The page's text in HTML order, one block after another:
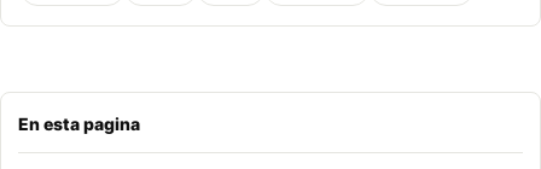
En esta pagina